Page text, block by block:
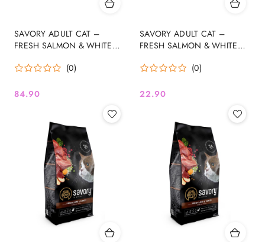
SAVORY ADULT CAT –
FRESH SALMON & WHITE
łosoś i białoryby 2kg
(0)
Cena:
84.90
SAVORY ADULT CAT –
FRESH SALMON & WHITE
łosoś i białoryby 400 g
(0)
Cena:
22.90